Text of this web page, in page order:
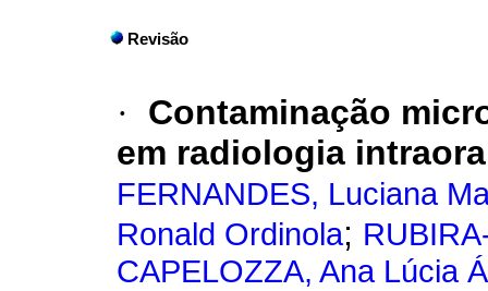
Revisão
·
Contaminação
em radiologia
FERNANDES, Luciana
Ronald Ordinola;
CAPELOZZA, Ana Lúcia